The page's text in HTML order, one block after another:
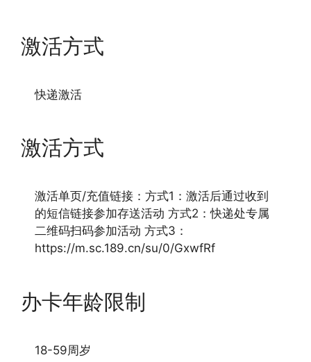
激活方式
快递激活
激活方式
激活单页/充值链接：方式1：激活后通过收到
的短信链接参加存送活动 方式2：快递处专属
二维码扫码参加活动 方式3：
https://m.sc.189.cn/su/0/GxwfRf
办卡年龄限制
18-59周岁